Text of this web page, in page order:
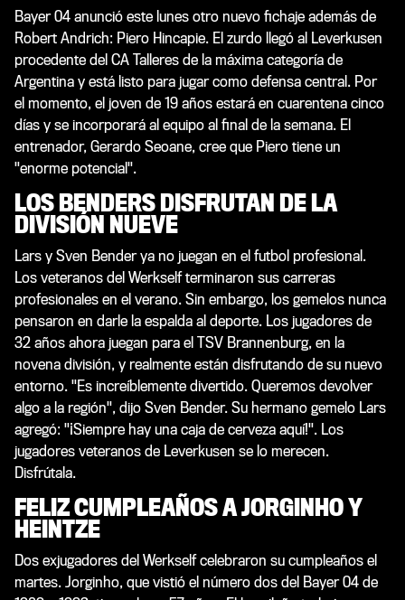
Bayer 04 anunció este lunes otro nuevo fichaje además de
Robert Andrich: Piero Hincapie. El zurdo llegó al Leverkusen
procedente del CA Talleres de la máxima categoría de
Argentina y está listo para jugar como defensa central. Por
el momento, el joven de 19 años estará en cuarentena cinco
días y se incorporará al equipo al final de la semana. El
entrenador, Gerardo Seoane, cree que Piero tiene un
"enorme potencial".
LOS BENDERS DISFRUTAN DE LA
DIVISIÓN NUEVE
Lars y Sven Bender ya no juegan en el futbol profesional.
Los veteranos del Werkself terminaron sus carreras
profesionales en el verano. Sin embargo, los gemelos nunca
pensaron en darle la espalda al deporte. Los jugadores de
32 años ahora juegan para el TSV Brannenburg, en la
novena división, y realmente están disfrutando de su nuevo
entorno. "Es increíblemente divertido. Queremos devolver
algo a la región", dijo Sven Bender. Su hermano gemelo Lars
agregó: "¡Siempre hay una caja de cerveza aquí!". Los
jugadores veteranos de Leverkusen se lo merecen.
Disfrútala.
FELIZ CUMPLEAÑOS A JORGINHO Y
HEINTZE
Dos exjugadores del Werkself celebraron su cumpleaños el
martes. Jorginho, que vistió el número dos del Bayer 04 de